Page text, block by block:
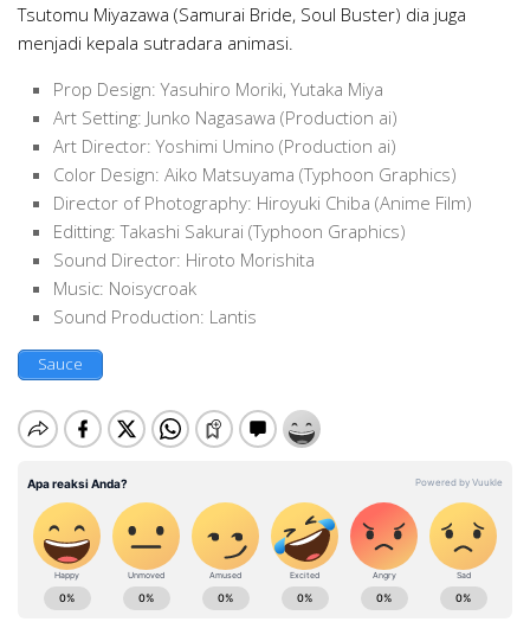
Tsutomu Miyazawa (Samurai Bride, Soul Buster) dia juga
menjadi kepala sutradara animasi.
Prop Design: Yasuhiro Moriki, Yutaka Miya
Art Setting: Junko Nagasawa (Production ai)
Art Director: Yoshimi Umino (Production ai)
Color Design: Aiko Matsuyama (Typhoon Graphics)
Director of Photography: Hiroyuki Chiba (Anime Film)
Editting: Takashi Sakurai (Typhoon Graphics)
Sound Director: Hiroto Morishita
Music: Noisycroak
Sound Production: Lantis
Sauce